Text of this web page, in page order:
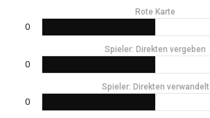
Rote Karte
0
Spieler: Direkten vergeben
0
Spieler: Direkten verwandelt
0